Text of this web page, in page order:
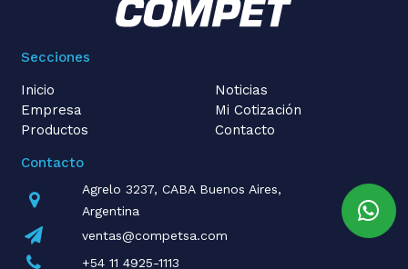
Secciones
Inicio
Empresa
Productos
Noticias
Mi Cotización
Contacto
Contacto
Agrelo 3237, CABA Buenos Aires,
Argentina
ventas@competsa.com
+54 11 4925-1113